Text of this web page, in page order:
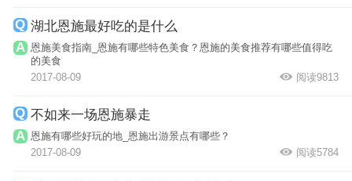
湖北恩施最好吃的是什么
恩施美食指南_恩施有哪些特色美食？恩施的美食推荐有哪些值得吃
的美食
2017-08-09
阅读9813
不如来一场恩施暴走
恩施有哪些好玩的地_恩施出游景点有哪些？
2017-08-09
阅读5784